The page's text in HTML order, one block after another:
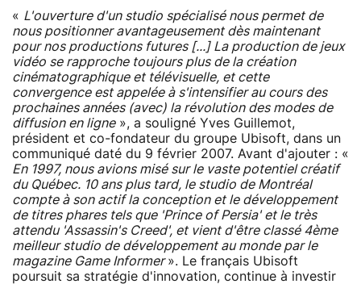
« L'ouverture d'un studio spécialisé nous permet de
nous positionner avantageusement dès maintenant
pour nos productions futures [...] La production de jeux
vidéo se rapproche toujours plus de la création
cinématographique et télévisuelle, et cette
convergence est appelée à s'intensifier au cours des
prochaines années (avec) la révolution des modes de
diffusion en ligne», a souligné Yves Guillemot,
président et co-fondateur du groupe Ubisoft, dans un
communiqué daté du 9 février 2007. Avant d'ajouter : «
En 1997, nous avions misé sur le vaste potentiel créatif
du Québec. 10 ans plus tard, le studio de Montréal
compte à son actif la conception et le développement
de titres phares tels que 'Prince of Persia' et le très
attendu 'Assassin's Creed', et vient d'être classé 4ème
meilleur studio de développement au monde par le
magazine Game Informer». Le français Ubisoft
poursuit sa stratégie d'innovation, continue à investir